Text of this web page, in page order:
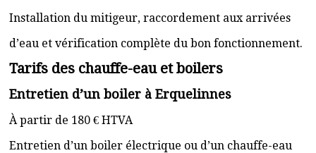
Installation du mitigeur, raccordement aux arrivées
d’eau et vérification complète du bon fonctionnement.
Tarifs des chauffe-eau et boilers
Entretien d’un boiler à Erquelinnes
À partir de 180 € HTVA
Entretien d’un boiler électrique ou d’un chauffe-eau